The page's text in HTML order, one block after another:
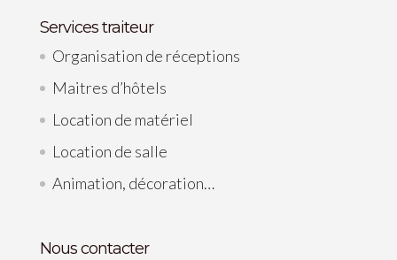
Services traiteur
Organisation de réceptions
Maitres d’hôtels
Location de matériel
Location de salle
Animation, décoration…
Nous contacter